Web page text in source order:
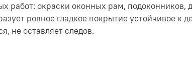
работ: окраски оконных рам, подоконников,
ровное гладкое покрытие устойчивое к
не оставляет следов.